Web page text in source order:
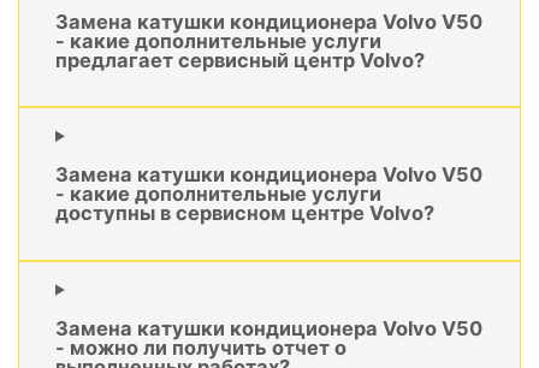
Замена катушки кондиционера Volvo V50
- какие дополнительные услуги
предлагает сервисный центр Volvo?
Замена катушки кондиционера Volvo V50
- какие дополнительные услуги
доступны в сервисном центре Volvo?
Замена катушки кондиционера Volvo V50
- можно ли получить отчет о